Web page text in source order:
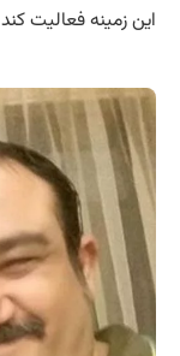
این زمینه فعالیت